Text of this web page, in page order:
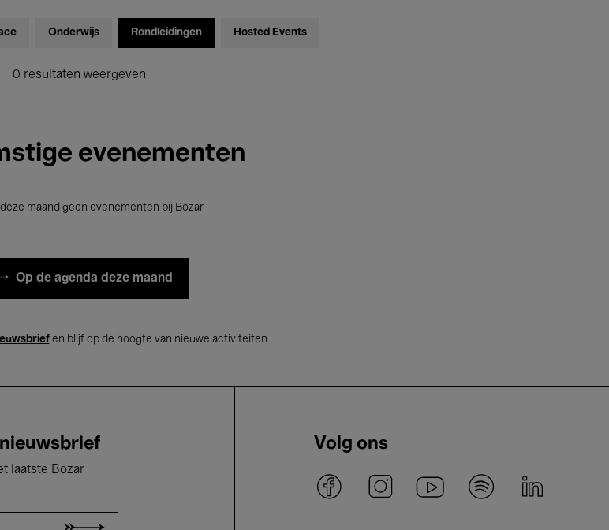
Onderwijs Rondleidingen Hosted Events
0 resultaten weergeven
evenementen
maand geen evenementen bij Bozar
Op de agenda deze maand
en blijf op de hoogte van nieuwe activiteiten
laatste Bozar
Volg ons